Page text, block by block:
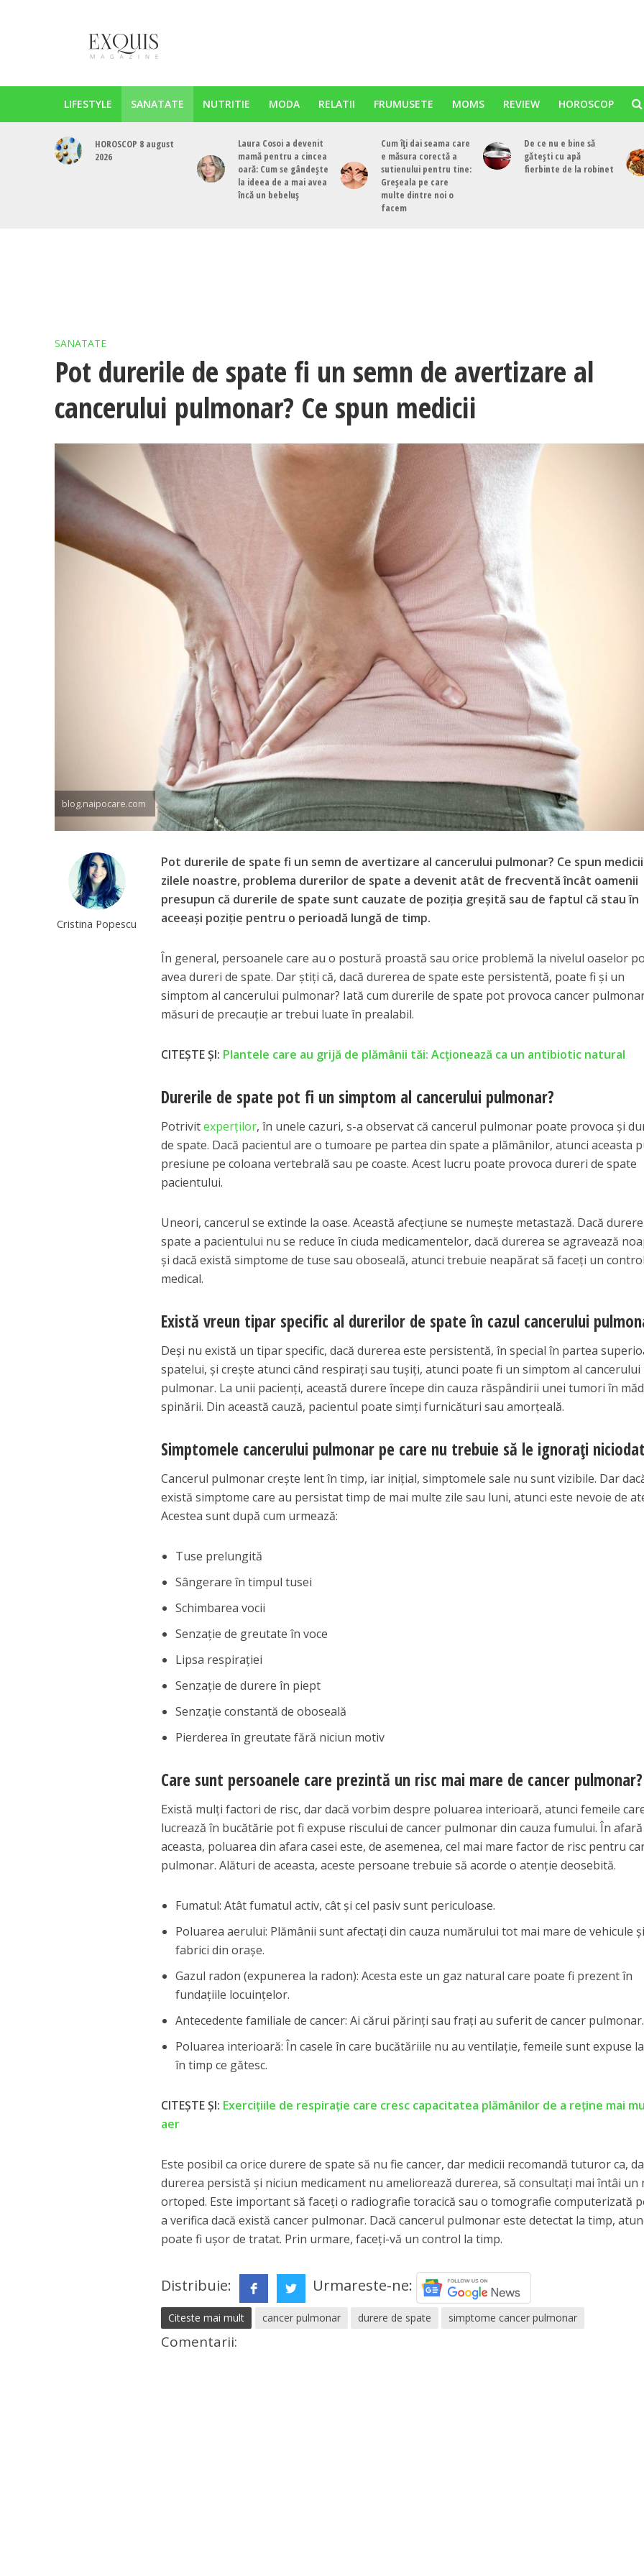
LIFESTYLE SANATATE NUTRITIE MODA RELATII FRUMUSETE MOMS REVIEW HOROSCOP
HOROSCOP 8 august
2026
Laura Cosoi a devenit
mamă pentru a cincea
oară: Cum se gândește
la ideea de a mai avea
încă un bebeluș
Cum îți dai seama care
e măsura corectă a
sutienului pentru tine:
Greșeala pe care
multe dintre noi o
facem
De ce nu e bine să
gătești cu apă
fierbinte de la robinet
SANATATE
Pot durerile de spate fi un semn de avertizare al
cancerului pulmonar? Ce spun medicii
blog.naipocare.com
Cristina Popescu
Pot durerile de spate fi un semn de avertizare al cancerului pulmonar? Ce spun
zilele noastre, problema durerilor de spate a devenit atât de frecventă încât oamenii
presupun că durerile de spate sunt cauzate de poziția greșită sau de faptul că stau în
aceeași poziție pentru o perioadă lungă de timp.
În general, persoanele care au o postură proastă sau orice problemă la nivelul oaselor
avea dureri de spate. Dar știți că, dacă durerea de spate este persistentă, poate fi și un
simptom al cancerului pulmonar? Iată cum durerile de spate pot provoca cancer
măsuri de precauție ar trebui luate în prealabil.
CITEȘTE ȘI: Plantele care au grijă de plămânii tăi: Acționează ca un antibiotic natural
Durerile de spate pot fi un simptom al cancerului pulmonar?
Potrivitexperților, în unele cazuri, s-a observat că cancerul pulmonar poate provoca și
de spate. Dacă pacientul are o tumoare pe partea din spate a plămânilor, atunci aceasta
presiune pe coloana vertebrală sau pe coaste. Acest lucru poate provoca dureri de spate
pacientului.
Uneori, cancerul se extinde la oase. Această afecțiune se numește metastază. Dacă
spate a pacientului nu se reduce în ciuda medicamentelor, dacă durerea se agravează
și dacă există simptome de tuse sau oboseală, atunci trebuie neapărat să faceți un control
medical.
Există vreun tipar specific al durerilor de spate în cazul cancerului
Deși nu există un tipar specific, dacă durerea este persistentă, în special în partea
spatelui, și crește atunci când respirați sau tușiți, atunci poate fi un simptom al cancerului
pulmonar. La unii pacienți, această durere începe din cauza răspândirii unei tumori în
spinării. Din această cauză, pacientul poate simți furnicături sau amorțeală.
Simptomele cancerului pulmonar pe care nu trebuie să le ignorați
Cancerul pulmonar crește lent în timp, iar inițial, simptomele sale nu sunt vizibile. Dar
există simptome care au persistat timp de mai multe zile sau luni, atunci este nevoie de
Acestea sunt după cum urmează:
Tuse prelungită
Sângerare în timpul tusei
Schimbarea vocii
Senzație de greutate în voce
Lipsa respirației
Senzație de durere în piept
Senzație constantă de oboseală
Pierderea în greutate fără niciun motiv
Care sunt persoanele care prezintă un risc mai mare de cancer pulmonar?
Există mulți factori de risc, dar dacă vorbim despre poluarea interioară, atunci femeile
lucrează în bucătărie pot fi expuse riscului de cancer pulmonar din cauza fumului. În afară
aceasta, poluarea din afara casei este, de asemenea, cel mai mare factor de risc pentru
pulmonar. Alături de aceasta, aceste persoane trebuie să acorde o atenție deosebită.
Fumatul: Atât fumatul activ, cât și cel pasiv sunt periculoase.
Poluarea aerului: Plămânii sunt afectați din cauza numărului tot mai mare de vehicule și
fabrici din orașe.
Gazul radon (expunerea la radon): Acesta este un gaz natural care poate fi prezent în
fundațiile locuințelor.
Antecedente familiale de cancer: Ai cărui părinți sau frați au suferit de cancer pulmonar.
Poluarea interioară: În casele în care bucătăriile nu au ventilație, femeile sunt expuse
în timp ce gătesc.
CITEȘTE ȘI: Exercițiile de respirație care cresc capacitatea plămânilor de a reține mai
aer
Este posibil ca orice durere de spate să nu fie cancer, dar medicii recomandă tuturor ca,
durerea persistă și niciun medicament nu ameliorează durerea, să consultați mai întâi un
ortoped. Este important să faceți o radiografie toracică sau o tomografie computerizată
a verifica dacă există cancer pulmonar. Dacă cancerul pulmonar este detectat la timp,
poate fi ușor de tratat. Prin urmare, faceți-vă un control la timp.
Distribuie: Urmareste-ne:
Citeste mai mult cancer pulmonar durere de spate simptome cancer pulmonar
Comentarii: